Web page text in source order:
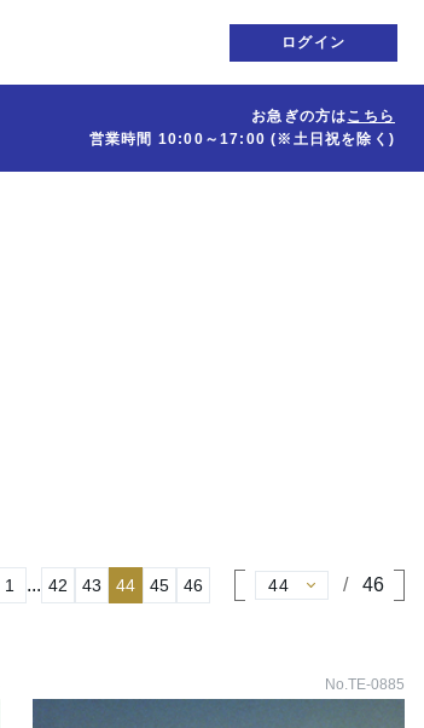
ログイン
お急ぎの方はこちら
営業時間 10:00～17:00(※土日祝を除く)
1 ... 42 43 44 45 46 46
No.TE-0885